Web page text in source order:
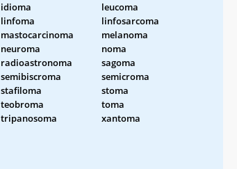
idioma
leucoma
linfoma
linfosarcoma
mastocarcinoma
melanoma
neuroma
noma
radioastronoma
sagoma
semibiscroma
semicroma
stafiloma
stoma
teobroma
toma
tripanosoma xantoma